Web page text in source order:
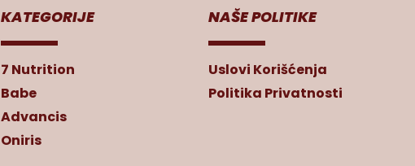
KATEGORIJE
7 Nutrition
Babe
Advancis
Oniris
NAŠE POLITIKE
Uslovi Korišćenja
Politika Privatnosti